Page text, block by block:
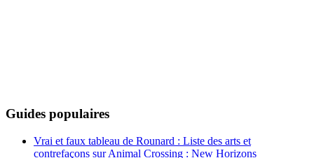
Guides populaires
Vrai et faux tableau de Rounard : Liste des arts et
contrefaçons sur Animal Crossing : New Horizons